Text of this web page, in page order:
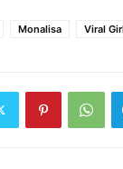
Monalisa Viral